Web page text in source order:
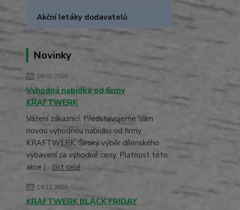
Akční letáky dodavatelů
Novinky
09.02.2026
Výhodná nabídka od firmy
KRAFTWERK
Vážení zákaznící, Představujeme Vám
novou výhodnou nabídku od firmy
KRAFTWERK. Široký výběr dílenského
vybavení za výhodné ceny. Platnost této
akce j... číst celé
19.11.2025
KRAFTWERK BLACK FRIDAY